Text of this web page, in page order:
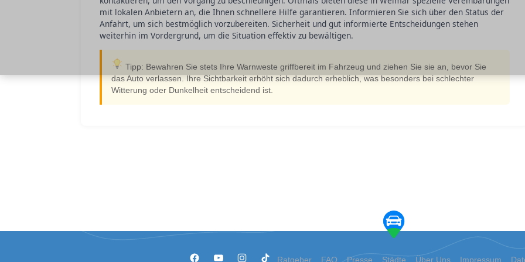
mit lokalen Anbietern an, die Ihnen schnellere Hilfe garantieren. Informieren Sie sich über den Status der
Anfahrt, um sich bestmöglich vorzubereiten. Sicherheit und gut informierte Entscheidungen stehen
weiterhin im Vordergrund, um die Situation effektiv zu bewältigen.
Tipp: Bewahren Sie stets Ihre Warnweste griffbereit im Fahrzeug und ziehen Sie sie an, bevor Sie
das Auto verlassen. Ihre Sichtbarkeit erhöht sich dadurch erheblich, was besonders bei schlechter
Witterung oder Dunkelheit entscheidend ist.
Ratgeber FAQ Presse Städte Über Uns Impressum